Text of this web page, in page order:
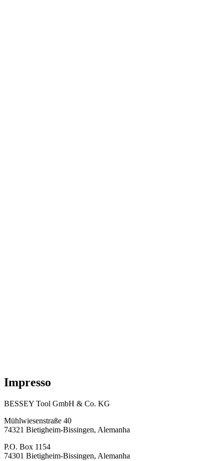
Impresso
BESSEY Tool GmbH & Co. KG
Mühlwiesenstraße 40
74321 Bietigheim-Bissingen, Alemanha
P.O. Box 1154
74301 Bietigheim-Bissingen, Alemanha